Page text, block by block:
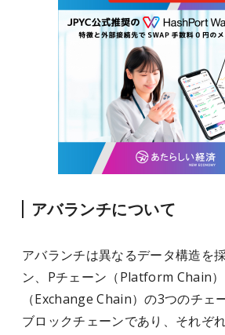
アバランチについて
アバランチは異なるデータ構造を
ン、Pチェーン（Platform Chain
（Exchange Chain）の3つのチェ
ブロックチェーンであり、それぞ